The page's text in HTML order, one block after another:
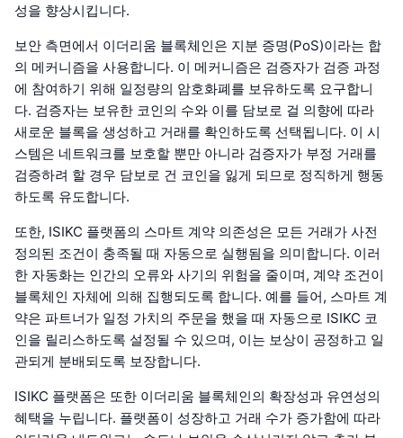
성을 향상시킵니다.
보안 측면에서 이더리움 블록체인은 지분 증명(PoS)이라는 합
의 메커니즘을 사용합니다. 이 메커니즘은 검증자가 검증 과정
에 참여하기 위해 일정량의 암호화폐를 보유하도록 요구합니
다. 검증자는 보유한 코인의 수와 이를 담보로 걸 의향에 따라
새로운 블록을 생성하고 거래를 확인하도록 선택됩니다. 이 시
스템은 네트워크를 보호할 뿐만 아니라 검증자가 부정 거래를
검증하려 할 경우 담보로 건 코인을 잃게 되므로 정직하게 행동
하도록 유도합니다.
또한, ISIKC 플랫폼의 스마트 계약 의존성은 모든 거래가 사전
정의된 조건이 충족될 때 자동으로 실행됨을 의미합니다. 이러
한 자동화는 인간의 오류와 사기의 위험을 줄이며, 계약 조건이
블록체인 자체에 의해 집행되도록 합니다. 예를 들어, 스마트 계
약은 파트너가 일정 가치의 주문을 했을 때 자동으로 ISIKC 코
인을 릴리스하도록 설정될 수 있으며, 이는 보상이 공정하고 일
관되게 분배되도록 보장합니다.
ISIKC 플랫폼은 또한 이더리움 블록체인의 확장성과 유연성의
혜택을 누립니다. 플랫폼이 성장하고 거래 수가 증가함에 따라